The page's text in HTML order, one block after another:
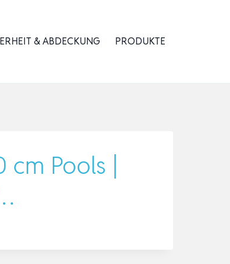
& ABDECKUNG PRODUKTE
Pools |